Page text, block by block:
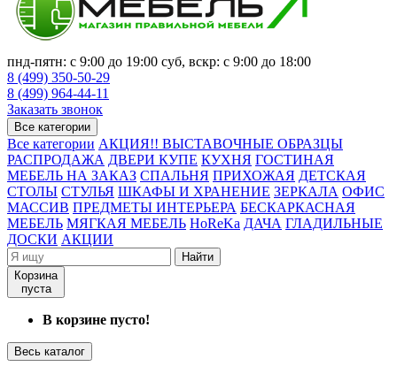
пнд-пятн: с 9:00 до 19:00 суб, вскр: с 9:00 до 18:00
8 (499) 350-50-29
8 (499) 964-44-11
Заказать звонок
Все категории
Все категории АКЦИЯ!! ВЫСТАВОЧНЫЕ ОБРАЗЦЫ
РАСПРОДАЖА ДВЕРИ КУПЕ КУХНЯ ГОСТИНАЯ
МЕБЕЛЬ НА ЗАКАЗ СПАЛЬНЯ ПРИХОЖАЯ ДЕТСКАЯ
СТОЛЫ СТУЛЬЯ ШКАФЫ И ХРАНЕНИЕ ЗЕРКАЛА ОФИС
МАССИВ ПРЕДМЕТЫ ИНТЕРЬЕРА БЕСКАРКАСНАЯ
МЕБЕЛЬ МЯГКАЯ МЕБЕЛЬ HoReKa ДАЧА ГЛАДИЛЬНЫЕ
ДОСКИ АКЦИИ
Найти
Корзина
пуста
В корзине пусто!
Весь каталог